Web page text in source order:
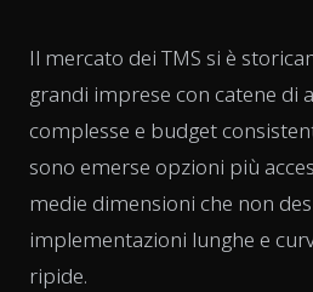
Il mercato dei TMS si è
grandi imprese con catene di
complesse e budget
sono emerse opzioni più
medie dimensioni che non
implementazioni lunghe e
ripide.